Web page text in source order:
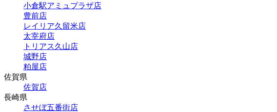
小倉駅アミュプラザ店
豊前店
レイリア久留米店
太宰府店
トリアス久山店
城野店
粕屋店
佐賀県
佐賀店
長崎県
させぼ五番街店